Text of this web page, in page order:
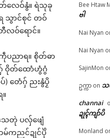
ဝန်ဇၞော်ပရေၚ်ဍုၚ်သ္အာၚ်
ဗၟာဂှ် မူအကာဲအရာတၟေၚ်
ရော (၂)
April 28, 2026
In "ပရိုၚ်"
ေဝ်နွံ။ ရဲသုခု
သွာင်စုင် တဝ်
ဝ်ရောင်။
ညာရ။ စိုတ်ဓာ
ဝိုတ်ထောံဟွံဂွံ
) တေံဂှ် ညးနွံပၟိ
သတုဲ ပလှ်ဖျေံ
မ်ကညင်ဍုင်ပိုဲ
Bee Htaw
ဗါ
Nai Nyan
Nai Nyan
SajinMon
ဥက္ကာ on သ
channai
ဍုၚ်ကျာ်ပိ
Monland